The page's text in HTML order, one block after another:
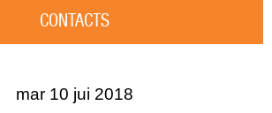
CONTACTS
mar 10 jui 2018